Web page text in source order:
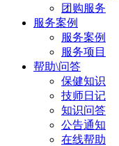
团购服务
服务案例
服务案例
服务项目
帮助\问答
保健知识
技师日记
知识问答
公告通知
在线帮助